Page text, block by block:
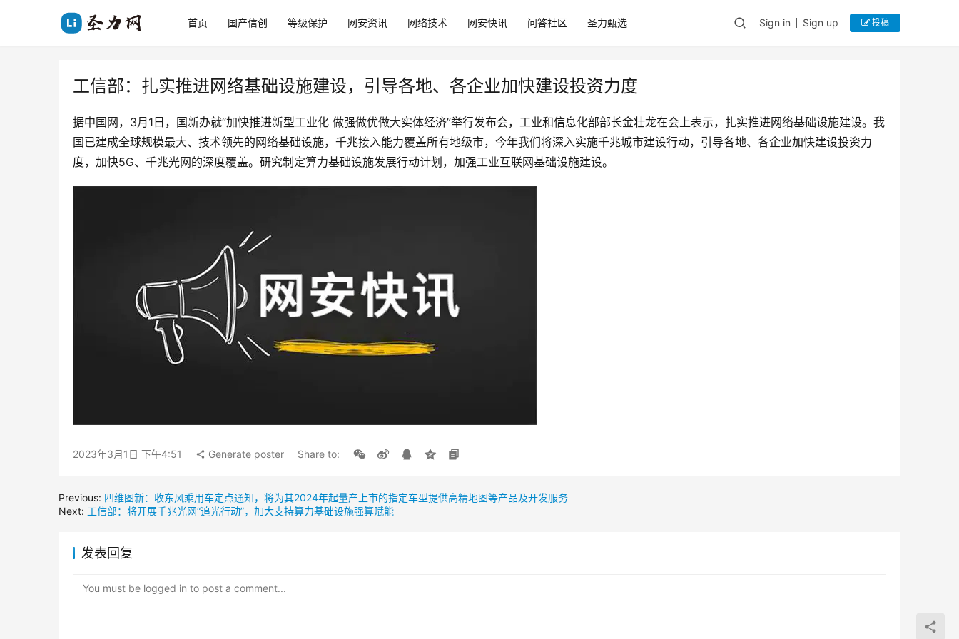
首页 国产信创 等级保护 网安资讯 网络技术 网安快讯 问答社区 圣力甄选 Sign in Sign up 投稿
工信部：扎实推进网络基础设施建设，引导各地、各企业加快建设投资力度
据中国网，3月1日，国新办就“加快推进新型工业化 做强做优做大实体经济”举行发布会，工业和信息化部部长金壮龙在会上表示，扎实推进网络基础设施建设。我
国已建成全球规模最大、技术领先的网络基础设施，千兆接入能力覆盖所有地级市，今年我们将深入实施千兆城市建设行动，引导各地、各企业加快建设投资力
度，加快5G、千兆光网的深度覆盖。研究制定算力基础设施发展行动计划，加强工业互联网基础设施建设。
2023年3月1日 下午4:51 Generate poster Share to:
Previous: 四维图新：收东风乘用车定点通知，将为其2024年起量产上市的指定车型提供高精地图等产品及开发服务
Next: 工信部：将开展千兆光网“追光行动”，加大支持算力基础设施强算赋能
发表回复
You must be logged in to post a comment...